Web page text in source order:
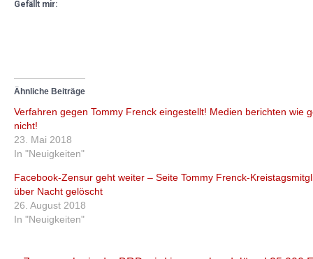
Gefällt mir:
Ähnliche Beiträge
Verfahren gegen Tommy Frenck eingestellt! Medien berichten wie
nicht!
23. Mai 2018
In "Neuigkeiten"
Facebook-Zensur geht weiter – Seite Tommy Frenck-
über Nacht gelöscht
26. August 2018
In "Neuigkeiten"